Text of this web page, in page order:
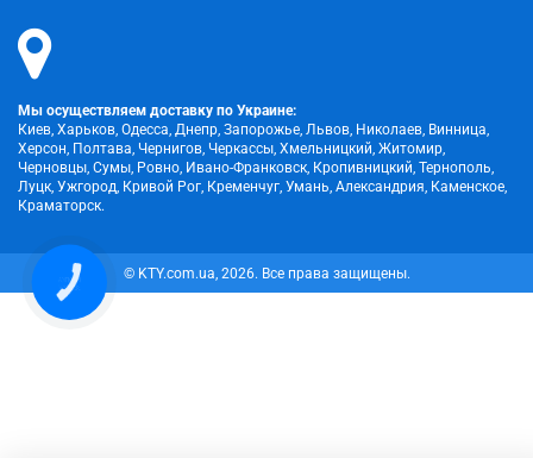
Мы осуществляем доставку по Украине:
Киев, Харьков, Одесса, Днепр, Запорожье, Львов, Николаев, Винница,
Херсон, Полтава, Чернигов, Черкассы, Хмельницкий, Житомир,
Черновцы, Сумы, Ровно, Ивано-Франковск, Кропивницкий, Тернополь,
Луцк, Ужгород, Кривой Рог, Кременчуг, Умань, Александрия, Каменское,
Краматорск.
© KTY.com.ua, 2026. Все права защищены.
КНОПКА
ЗВ'ЯЗКУ